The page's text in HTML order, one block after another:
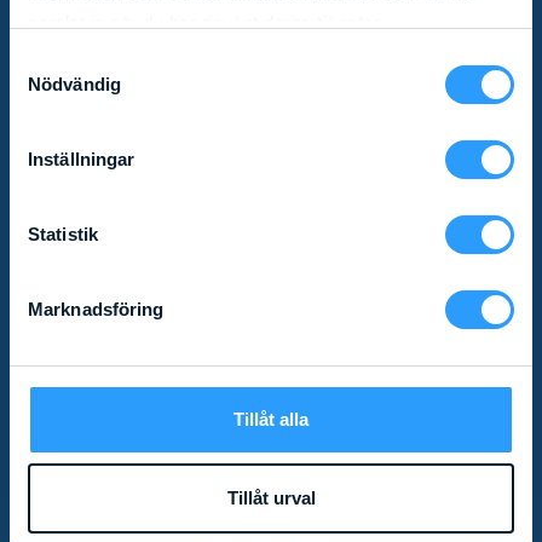
Nödvändig
Inställningar
Statistik
Marknadsföring
Tillåt alla
Tillåt urval
Missa inga nyheter! Som prenumerant av vårt
nyhetsbrev får du relevant produktinformation och